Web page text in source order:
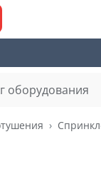
оборудования